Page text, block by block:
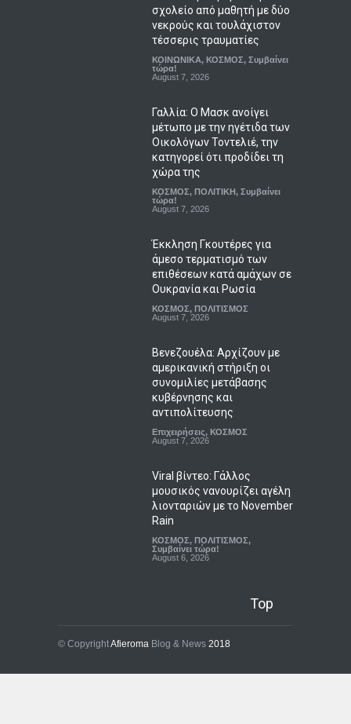
σχολείο από μαθητή με δύο
νεκρούς και τουλάχιστον
τέσσερις τραυματίες
ΚΟΙΝΩΝΙΚΑ, ΚΟΣΜΟΣ, Συμβαίνει
τώρα!
August 7, 2026
Γαλλία: Ο Μασκ ανοίγει
μέτωπο με την ηγέτιδα των
Οικολόγων Τοντελιέ, την
κατηγορεί ότι προδίδει τη
χώρα της
ΚΟΣΜΟΣ, ΠΟΛΙΤΙΚΗ, Συμβαίνει
τώρα!
August 7, 2026
Έκκληση Γκουτέρες για
άμεσο τερματισμό των
επιθέσεων κατά αμάχων σε
Ουκρανία και Ρωσία
ΚΟΣΜΟΣ, ΠΟΛΙΤΙΣΜΟΣ
August 7, 2026
Βενεζουέλα: Αρχίζουν με
αμερικανική στήριξη οι
συνομιλίες μετάβασης
κυβέρνησης και
αντιπολίτευσης
Επιχειρήσεις, ΚΟΣΜΟΣ
August 7, 2026
Viral βίντεο: Γάλλος
μουσικός νανουρίζει αγέλη
λιονταριών με το November
Rain
ΚΟΣΜΟΣ, ΠΟΛΙΤΙΣΜΟΣ,
Συμβαίνει τώρα!
August 6, 2026
Top
© CopyrightAfieroma Blog & News 2018